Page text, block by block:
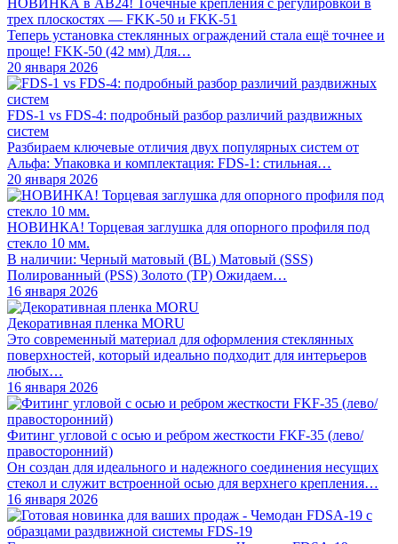
НОВИНКА в АВ24! Точечные крепления с регулировкой в
трех плоскостях — FKK-50 и FKK-51
Теперь установка стеклянных ограждений стала ещё точнее и
проще! FKK-50 (42 мм) Для…
20 января 2026
FDS-1 vs FDS-4: подробный разбор различий раздвижных
систем
Разбираем ключевые отличия двух популярных систем от
Альфа: Упаковка и комплектация: FDS-1: стильная…
20 января 2026
НОВИНКА! Торцевая заглушка для опорного профиля под
стекло 10 мм.
В наличии: Черный матовый (BL) Матовый (SSS)
Полированный (PSS) Золото (TP) Ожидаем…
16 января 2026
Декоративная пленка MORU
Это современный материал для оформления стеклянных
поверхностей, который идеально подходит для интерьеров
любых…
16 января 2026
Фитинг угловой с осью и ребром жесткости FKF-35 (лево/
правосторонний)
Он создан для идеального и надежного соединения несущих
стекол и служит встроенной осью для верхнего крепления…
16 января 2026